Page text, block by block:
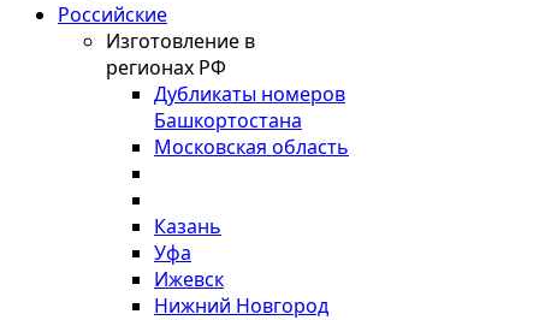
Российские
Изготовление в
регионах РФ
Дубликаты номеров
Башкортостана
Московская область
Казань
Уфа
Ижевск
Нижний Новгород